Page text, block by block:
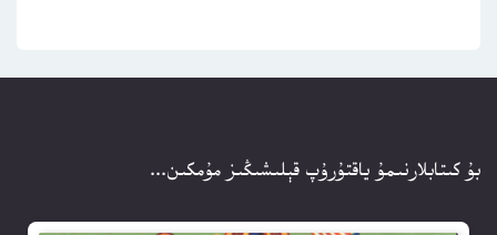
بۇ كىتابلارنىمۇ ياقتۇرۇپ قېلىشىڭىز مۇمكىن...